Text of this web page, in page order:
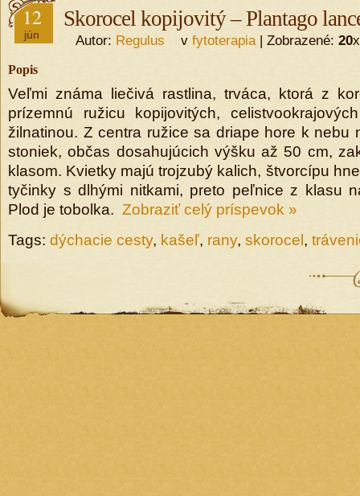
12
jún
Skorocel kopijovitý – Plantago
Autor: Regulus v fytoterapia| Zobrazené: 20x
Popis
Veľmi známa liečivá rastlina, trváca, ktorá z
prízemnú ružicu kopijovitých,
žilnatinou. Z centra ružice sa driape hore k nebu
stoniek, občas dosahujúcich výšku až 50 cm,
klasom. Kvietky majú trojzubý kalich, štvorcípu
tyčinky s dlhými nitkami, preto peľnice z klasu
Plod je tobolka. Zobraziť celý príspevok »
Tags: dýchacie cesty, kašeľ, rany, skorocel ,